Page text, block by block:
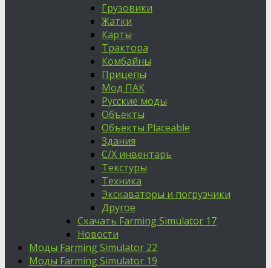
Грузовики
Жатки
Карты
Трактора
Комбайны
Прицепы
Мод ПАК
Русские моды
Объекты
Объекты Placeable
Здания
С/Х инвентарь
Текстуры
Техника
Экскаваторы и погрузчики
Другое
Скачать Farming Simulator 17
Новости
Моды Farming Simulator 22
Моды Farming Simulator 19